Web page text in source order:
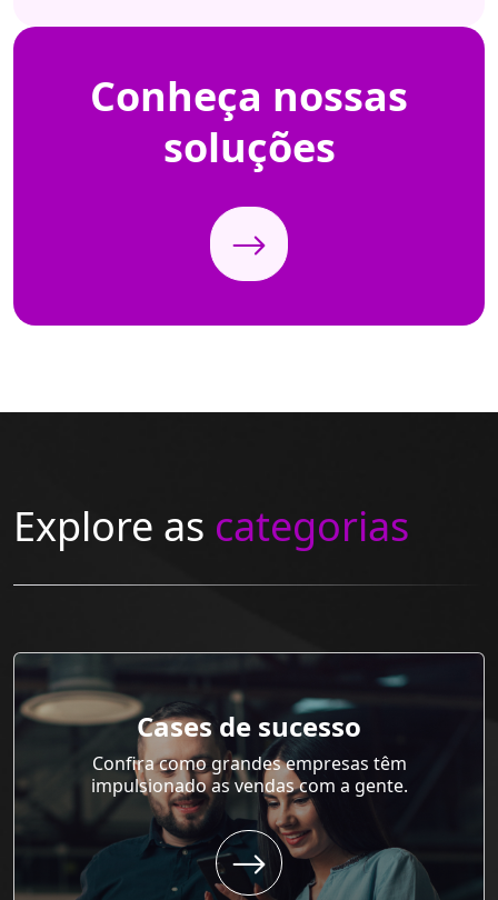
Conheça nossas
soluções
Explore as categorias
Cases de sucesso
Confira como grandes empresas têm
impulsionado as vendas com a gente.